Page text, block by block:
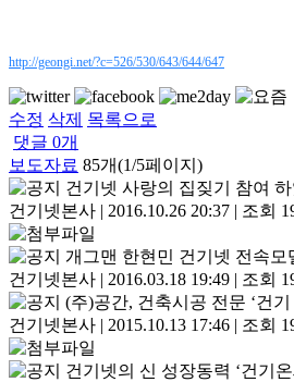
http://geongi.net/?c=526/530/643/644/647
수정 삭제 목록으로
댓글 0개
보도자료 85개(1/5페이지)
건기넷 사랑의 집짖기 참여
건기넷본사 | 2016.10.26 20:37 | 조회
개그맨 한현민 건기넷 전속모
건기넷본사 | 2016.03.18 19:49 | 조회
(주)공간, 건축시공 전문 ‘건
건기넷본사 | 2015.10.13 17:46 | 조회
건기넷의 신 성장동력 ‘건기